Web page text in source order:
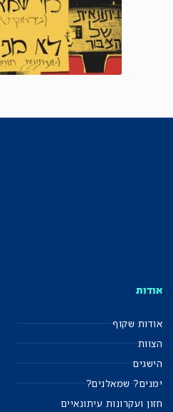
אודות
אודות שקוף
הצוות
הישגים
ימנים? שמאלנים?
חזון ועקרונות עיתונאיים